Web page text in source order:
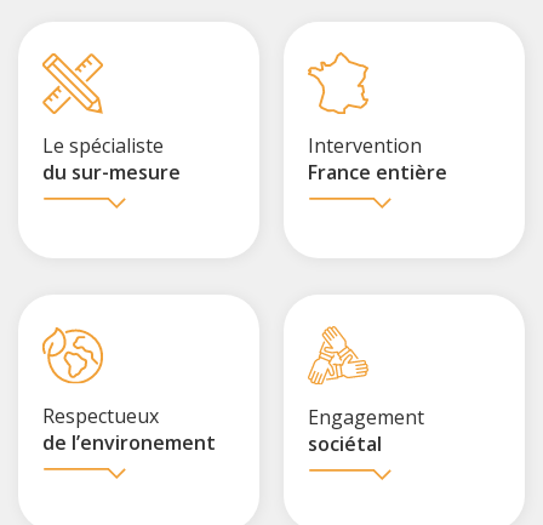
Le spécialiste
du sur-mesure
Intervention
France entière
Respectueux
de l’environement
Engagement
sociétal